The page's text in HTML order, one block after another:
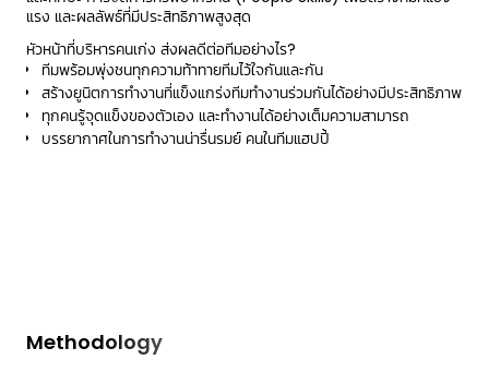
แรง และผลลัพธ์ที่มีประสิทธิภาพสูงสุด
หัวหน้าที่บริหารคนเก่ง ส่งผลดีต่อทีมอย่างไร?
ทีมพร้อมพุ่งชนทุกความท้าทายทีมไว้ใจกันและกัน
สร้างยูนิตการทำงานที่แข็งแกร่งทีมทำงานร่วมกันได้อย่างมีประสิทธิภาพ
ทุกคนรู้จุดแข็งของตัวเอง และทำงานได้อย่างเต็มความสามารถ
บรรยากาศในการทำงานน่ารื่นรมย์ คนในทีมแฮปปี้
Methodology